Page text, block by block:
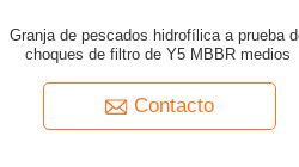
Granja de pescados hidrofílica a prueba
choques de filtro de Y5 MBBR medios
Contacto